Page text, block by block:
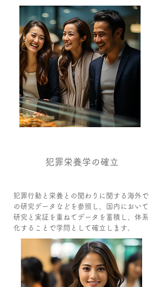
犯罪栄養学の確立
犯罪行動と栄養との関わりに関する海外で
の研究データなどを参照し、国内において
研究と実証を重ねてデータを蓄積し、体系
化することで学問として確立します。